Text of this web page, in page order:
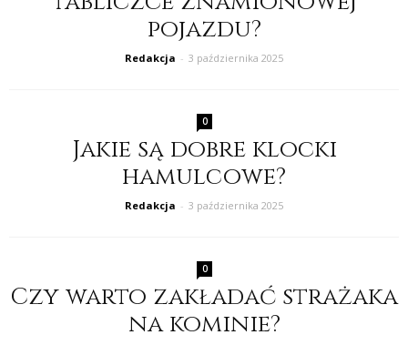
pojazdu?
Redakcja - 3 października 2025
0
Jakie są dobre klocki
hamulcowe?
Redakcja - 3 października 2025
0
Czy warto zakładać strażaka
na kominie?